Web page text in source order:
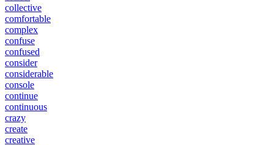
collective
comfortable
complex
confuse
confused
consider
considerable
console
continue
continuous
crazy
create
creative